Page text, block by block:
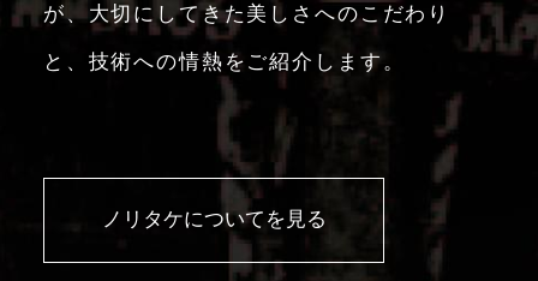
が、大切にしてきた美しさへのこだわり
と、技術への情熱をご紹介します。
ノリタケについてを見る